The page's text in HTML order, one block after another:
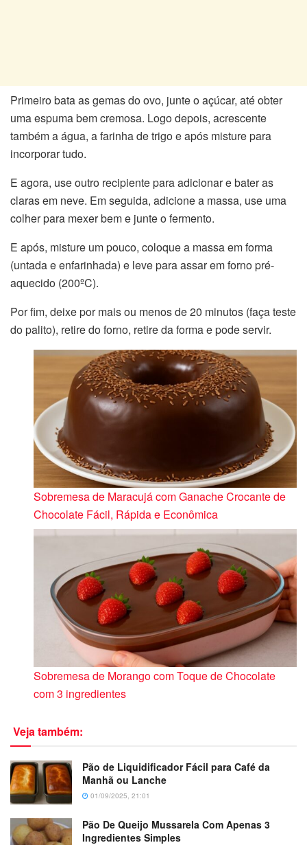
Primeiro bata as gemas do ovo, junte o açúcar, até obter
uma espuma bem cremosa. Logo depois, acrescente
também a água, a farinha de trigo e após misture para
incorporar tudo.
E agora, use outro recipiente para adicionar e bater as
claras em neve. Em seguida, adicione a massa, use uma
colher para mexer bem e junte o fermento.
E após, misture um pouco, coloque a massa em forma
(untada e enfarinhada) e leve para assar em forno pré-
aquecido (200ºC).
Por fim, deixe por mais ou menos de 20 minutos (faça teste
do palito), retire do forno, retire da forma e pode servir.
Sobremesa de Maracujá com Ganache Crocante de
Chocolate Fácil, Rápida e Econômica
Sobremesa de Morango com Toque de Chocolate
com 3 ingredientes
Veja também:
Pão de Liquidificador Fácil para Café da
Manhã ou Lanche
01/09/2025, 21:01
Pão De Queijo Mussarela Com Apenas 3
Ingredientes Simples